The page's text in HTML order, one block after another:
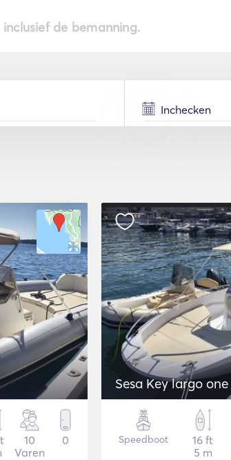
inclusief de bemanning.
10
Varen
0
Sesa Key largo one
Speedboot
16 ft
5 m